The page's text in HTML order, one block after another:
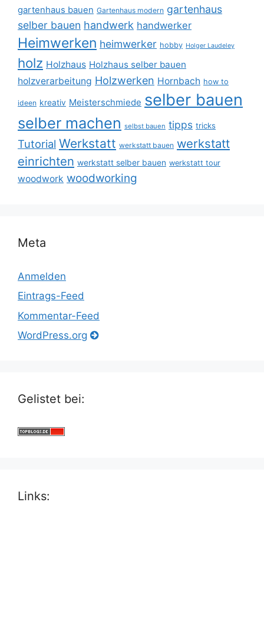
gartenhaus bauen Gartenhaus modern gartenhaus
selber bauen handwerk handwerker
Heimwerken heimwerker hobby Holger Laudeley
holz Holzhaus Holzhaus selber bauen
holzverarbeitung Holzwerken Hornbach how to
ideen kreativ Meisterschmiede selber bauen
selber machen selbst bauen tipps tricks
Tutorial Werkstatt werkstatt bauen werkstatt
einrichten werkstatt selber bauen werkstatt tour
woodwork woodworking
Meta
Anmelden
Eintrags-Feed
Kommentar-Feed
WordPress.org
Gelistet bei:
Links: